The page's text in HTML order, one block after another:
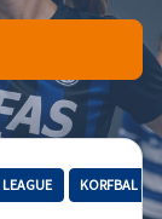
KORFBAL